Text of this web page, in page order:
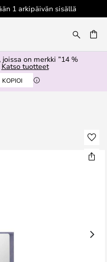
1 arkipäivän sisällä
on merkki ”14 %
Katso tuotteet
KOPIOI